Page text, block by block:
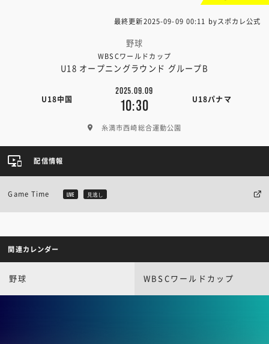
最終更新2025-09-09 00:11 byスポカレ公式
野球
WBSCワールドカップ
U18 オープニングラウンド グループB
U18中国
2025.09.09
10:30 U18パナマ
糸満市西崎総合運動公園
配信情報
Game Time LIVE 見逃し
関連カレンダー
野球 WBSCワールドカップ